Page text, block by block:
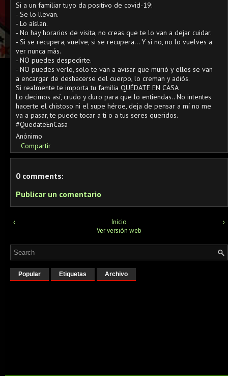
Si a un familiar tuyo da positivo de covid-19:
- Se lo llevan.
- Lo aíslan.
- No hay horarios de visita, no creas que te lo van a dejar cuidar.
- Si se recupera, vuelve, si se recupera... Y si no, no lo vuelves a
ver nunca más.
- NO puedes despedirte.
- NO puedes verlo, solo te van a avisar que murió y ellos se van
a encargar de deshacerse del cuerpo, lo creman y adiós.
Si realmente te importa tu familia QUÉDATE EN CASA
Lo decimos así, crudo y duro para que lo entiendas.. No intentes
hacerte el chistoso ni el supe héroe, deja de pensar a mí no me
va a pasar, te puede tocar a ti o a tus seres queridos.
#QuedateEnCasa
Anónimo
Compartir
0 comments:
Publicar un comentario
‹ ›
Inicio
Ver versión web
Popular Etiquetas Archivo